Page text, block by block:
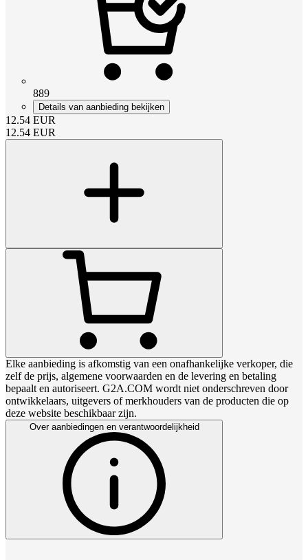
889
Details van aanbieding bekijken
12.54 EUR
12.54 EUR
Elke aanbieding is afkomstig van een onafhankelijke verkoper, die
zelf de prijs, algemene voorwaarden en de levering en betaling
bepaalt en autoriseert. G2A.COM wordt niet onderschreven door
ontwikkelaars, uitgevers of merkhouders van de producten die op
deze website beschikbaar zijn.
Over aanbiedingen en verantwoordelijkheid